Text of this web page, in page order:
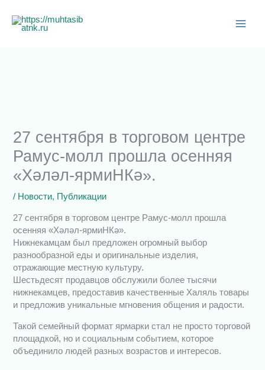
27 сентября в торговом центре
Рамус-молл прошла осенняя
«Хәләл-ярмиНКә».
/ Новости, Публикации
27 сентября в торговом центре Рамус-молл прошла
осенняя «Хәләл-ярмиНКә».
Нижнекамцам был предложен огромный выбор
разнообразной еды и оригинальные изделия,
отражающие местную культуру.
Шестьдесят продавцов обслужили более тысячи
нижнекамцев, предоставив качественные Халяль товары
и предложив уникальные мгновения общения и радости.
Такой семейный формат ярмарки стал не просто торговой
площадкой, но и социальным событием, которое
объединило людей разных возрастов и интересов.